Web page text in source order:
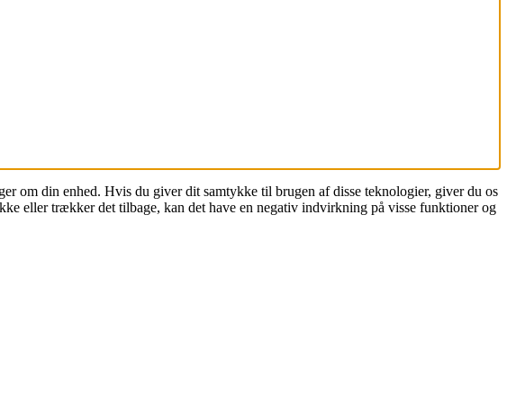
om din enhed. Hvis du giver dit samtykke til brugen af disse teknologier, giver du os
eller trækker det tilbage, kan det have en negativ indvirkning på visse funktioner og